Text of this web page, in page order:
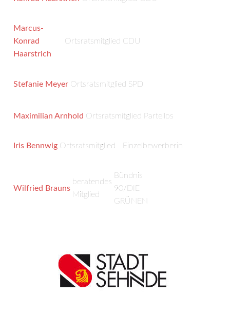
Marcus-
Konrad
Haarstrich
Ortsratsmitglied CDU
Stefanie Meyer Ortsratsmitglied SPD
Maximilian Arnhold Ortsratsmitglied Parteilos
Iris Bennwig Ortsratsmitglied Einzelbewerberin
Wilfried Brauns
beratendes
Mitglied
Bündnis
90/DIE
GRÜNEN